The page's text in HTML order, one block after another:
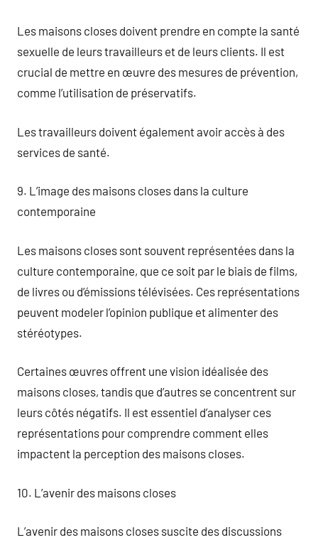
Les maisons closes doivent prendre en compte la santé
sexuelle de leurs travailleurs et de leurs clients. Il est
crucial de mettre en œuvre des mesures de prévention,
comme l’utilisation de préservatifs.
Les travailleurs doivent également avoir accès à des
services de santé.
9. L’image des maisons closes dans la culture
contemporaine
Les maisons closes sont souvent représentées dans la
culture contemporaine, que ce soit par le biais de films,
de livres ou d’émissions télévisées. Ces représentations
peuvent modeler l’opinion publique et alimenter des
stéréotypes.
Certaines œuvres offrent une vision idéalisée des
maisons closes, tandis que d’autres se concentrent sur
leurs côtés négatifs. Il est essentiel d’analyser ces
représentations pour comprendre comment elles
impactent la perception des maisons closes.
10. L’avenir des maisons closes
L’avenir des maisons closes suscite des discussions